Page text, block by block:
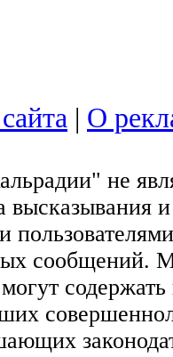
| О
не
сообщений.